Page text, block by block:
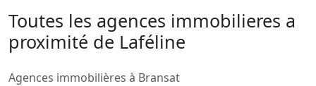
Toutes les agences immobilieres a
proximité de Laféline
Agences immobilières à Bransat